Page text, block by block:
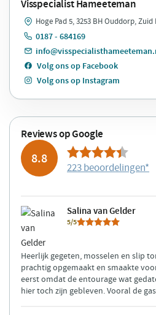
Visspecialist Hameeteman
Hoge Pad 5, 3253 BH Ouddorp,
0187 - 684169
Volg ons op Facebook
Volg ons op Instagram
Reviews op Google
8.8
223 beoordelingen*
Salina van Gelder
5/5
Heerlijk gegeten, mosselen en slip
prachtig opgemaakt en smaakte
eerst omdat de entourage wat
hier toch zijn gebleven. Vooral de